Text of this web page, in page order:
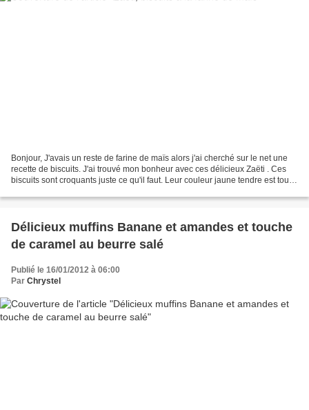
Bonjour, J'avais un reste de farine de maïs alors j'ai cherché sur le net une
recette de biscuits. J'ai trouvé mon bonheur avec ces délicieux Zaëti . Ces
biscuits sont croquants juste ce qu'il faut. Leur couleur jaune tendre est toute
Délicieux muffins Banane et amandes et touche
de caramel au beurre salé
Publié le 16/01/2012 à 06:00
Par Chrystel